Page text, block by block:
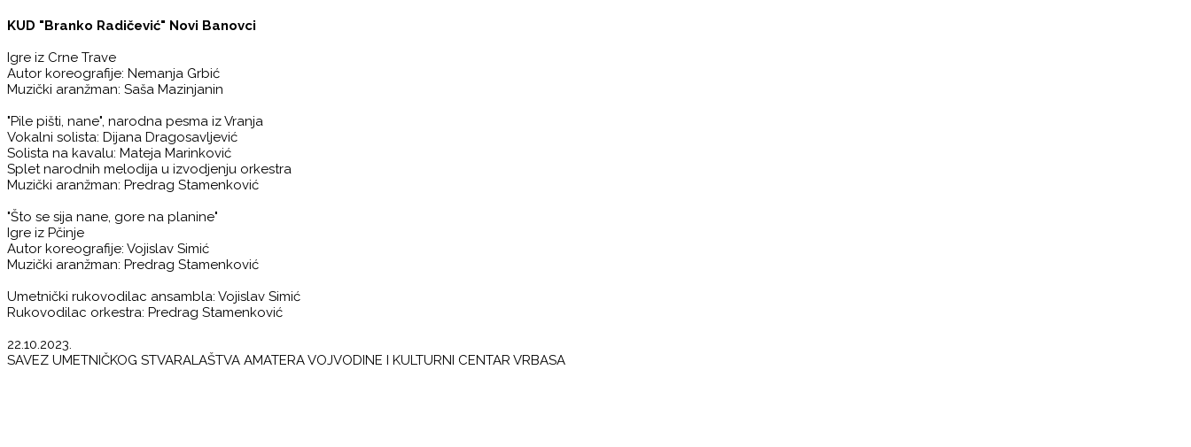
KUD "Branko Radičević" Novi Banovci
Igre iz Crne Trave
Autor koreografije: Nemanja Grbić
Muzički aranžman: Saša Mazinjanin
"Pile pišti, nane", narodna pesma iz Vranja
Vokalni solista: Dijana Dragosavljević
Solista na kavalu: Mateja Marinković
Splet narodnih melodija u izvodjenju orkestra
Muzički aranžman: Predrag Stamenković
"Što se sija nane, gore na planine"
Igre iz Pčinje
Autor koreografije: Vojislav Simić
Muzički aranžman: Predrag Stamenković
Umetnički rukovodilac ansambla: Vojislav Simić
Rukovodilac orkestra: Predrag Stamenković
22.10.2023.
SAVEZ UMETNIČKOG STVARALAŠTVA AMATERA VOJVODINE I KULTURNI CENTAR VRBASA